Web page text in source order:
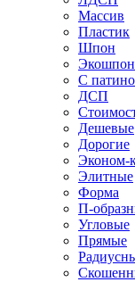
Массив
Пластик
Шпон
Экошпон
С
ДСП
Дешевые
Дорогие
Эконом-
Элитные
Форма
П-
Угловые
Прямые